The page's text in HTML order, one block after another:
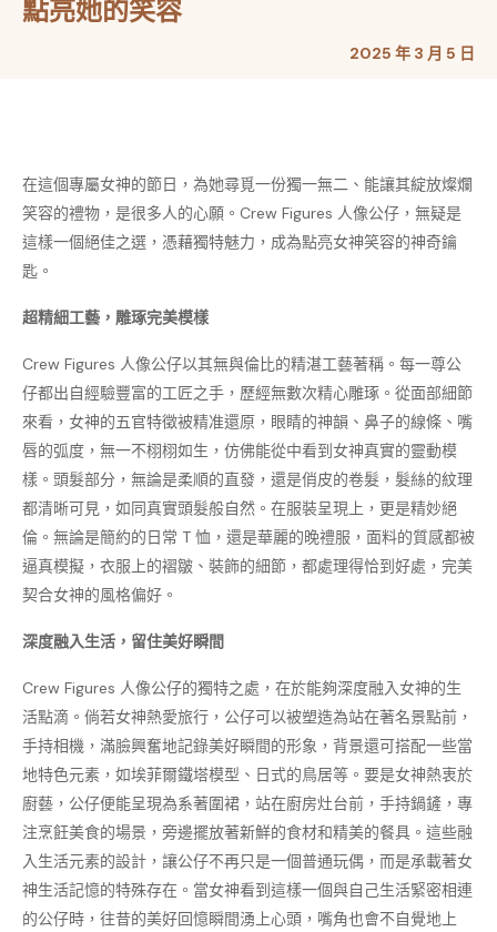
點亮她的笑容
2025 年 3 月 5 日
在這個專屬女神的節日，為她尋覓一份獨一無二、能讓其綻放燦爛
笑容的禮物，是很多人的心願。Crew Figures 人像公仔，無疑是
這樣一個絕佳之選，憑藉獨特魅力，成為點亮女神笑容的神奇鑰
匙。
超精細工藝，雕琢完美模樣
Crew Figures 人像公仔以其無與倫比的精湛工藝著稱。每一尊公
仔都出自經驗豐富的工匠之手，歷經無數次精心雕琢。從面部細節
來看，女神的五官特徵被精准還原，眼睛的神韻、鼻子的線條、嘴
唇的弧度，無一不栩栩如生，仿佛能從中看到女神真實的靈動模
樣。頭髮部分，無論是柔順的直發，還是俏皮的卷髮，髮絲的紋理
都清晰可見，如同真實頭髮般自然。在服裝呈現上，更是精妙絕
倫。無論是簡約的日常 T 恤，還是華麗的晚禮服，面料的質感都被
逼真模擬，衣服上的褶皺、裝飾的細節，都處理得恰到好處，完美
契合女神的風格偏好。
深度融入生活，留住美好瞬間
Crew Figures 人像公仔的獨特之處，在於能夠深度融入女神的生
活點滴。倘若女神熱愛旅行，公仔可以被塑造為站在著名景點前，
手持相機，滿臉興奮地記錄美好瞬間的形象，背景還可搭配一些當
地特色元素，如埃菲爾鐵塔模型、日式的鳥居等。要是女神熱衷於
廚藝，公仔便能呈現為系著圍裙，站在廚房灶台前，手持鍋鏟，專
注烹飪美食的場景，旁邊擺放著新鮮的食材和精美的餐具。這些融
入生活元素的設計，讓公仔不再只是一個普通玩偶，而是承載著女
神生活記憶的特殊存在。當女神看到這樣一個與自己生活緊密相連
的公仔時，往昔的美好回憶瞬間湧上心頭，嘴角也會不自覺地上